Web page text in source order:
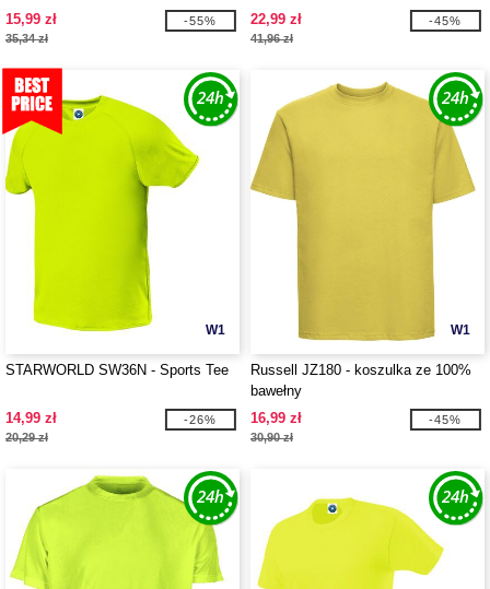
15,99 zł
35,34 zł
-55%
22,99 zł
41,96 zł
-45%
W1
STARWORLD SW36N - Sports Tee
14,99 zł
20,29 zł
-26%
W1
Russell JZ180 - koszulka ze 100%
bawełny
16,99 zł
30,90 zł
-45%